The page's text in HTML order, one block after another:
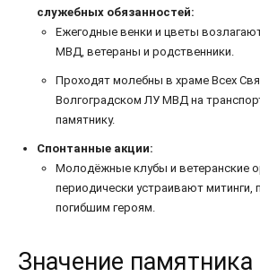
служебных обязанностей:
Ежегодные венки и цветы
МВД, ветераны и родственники.
Проходят молебны в храме Всех
Волгоградском ЛУ МВД на
памятнику.
Спонтанные акции:
Молодёжные клубы и ветеранские
периодически устраивают митинги,
погибшим героям.
Значение памятника